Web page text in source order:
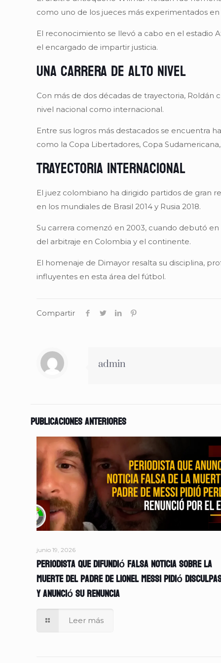
como uno de los jueces más experimentados en
El reconocimiento se llevó a cabo en el estadio
el encargado de impartir justicia.
Una carrera de alto nivel
Con más de dos décadas de trayectoria,
nivel nacional como internacional.
Entre sus logros más destacados se encuentra
como la Copa Libertadores, Copa
Trayectoria internacional
El juez colombiano ha dirigido partidos de gran
en los mundiales de Brasil 2014 y Rusia 2018.
Su carrera comenzó en 2003, cuando debutó
del arbitraje en Colombia y el continente.
El homenaje de Dimayor resalta su disciplina,
influyentes en esta área del fútbol.
Compartir
admin
Publicaciones anteriores
junio 19, 2026
Periodista que difundió falsa noticia sobre la
muerte del padre de Lionel Messi pidió
y anunció su renuncia
Leer más